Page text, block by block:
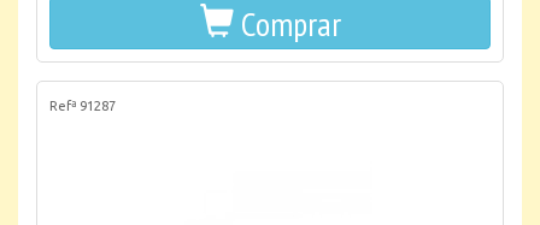
Comprar
Refª 91287